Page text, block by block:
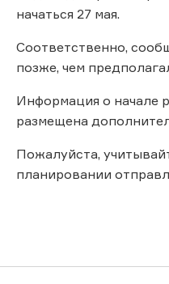
начаться 27 мая.
Соответственно,
позже, чем
Информация о начале
размещена
Пожалуйста,
планировании